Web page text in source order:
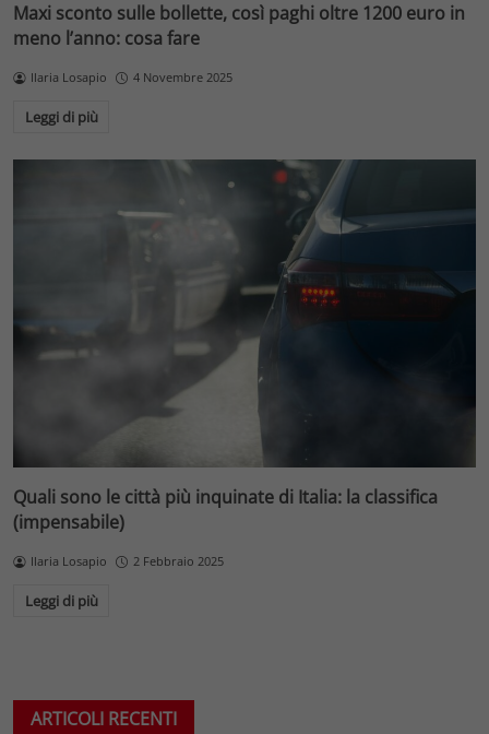
Maxi sconto sulle bollette, così paghi oltre 1200 euro in
meno l’anno: cosa fare
Ilaria Losapio 4 Novembre 2025
Leggi di più
Quali sono le città più inquinate di Italia: la classifica
(impensabile)
Ilaria Losapio 2 Febbraio 2025
Leggi di più
ARTICOLI RECENTI